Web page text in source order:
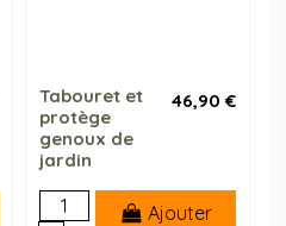
Tabouret et
protège
genoux de
jardin
46,90 €
Ajouter